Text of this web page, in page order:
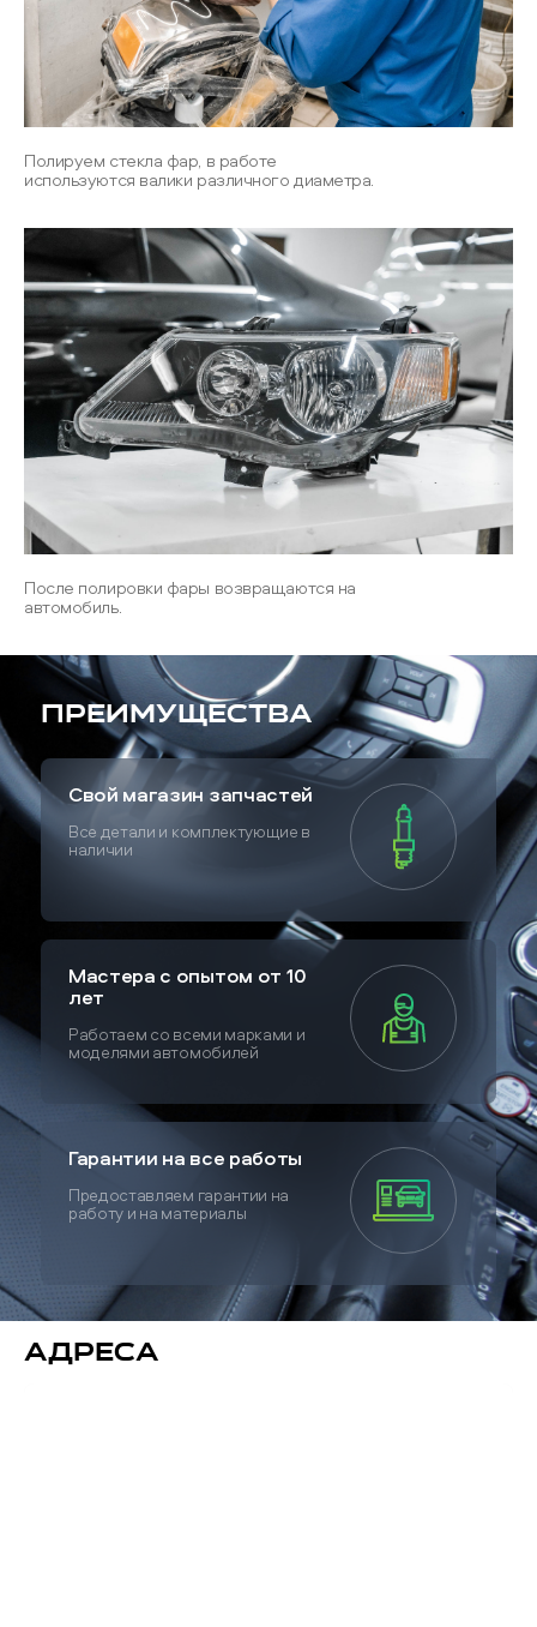
Полируем стекла фар, в работе
используются валики различного диаметра.
После полировки фары возвращаются на
автомобиль.
Преимущества
Свой магазин запчастей
Все детали и комплектующие в
наличии
Мастера с опытом от 10
лет
Работаем со всеми марками и
моделями автомобилей
Гарантии на все работы
Предоставляем гарантии на
работу и на материалы
Адреса